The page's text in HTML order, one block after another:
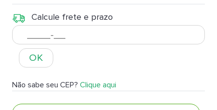
Calcule frete e prazo
OK
Não sabe seu CEP? Clique aqui